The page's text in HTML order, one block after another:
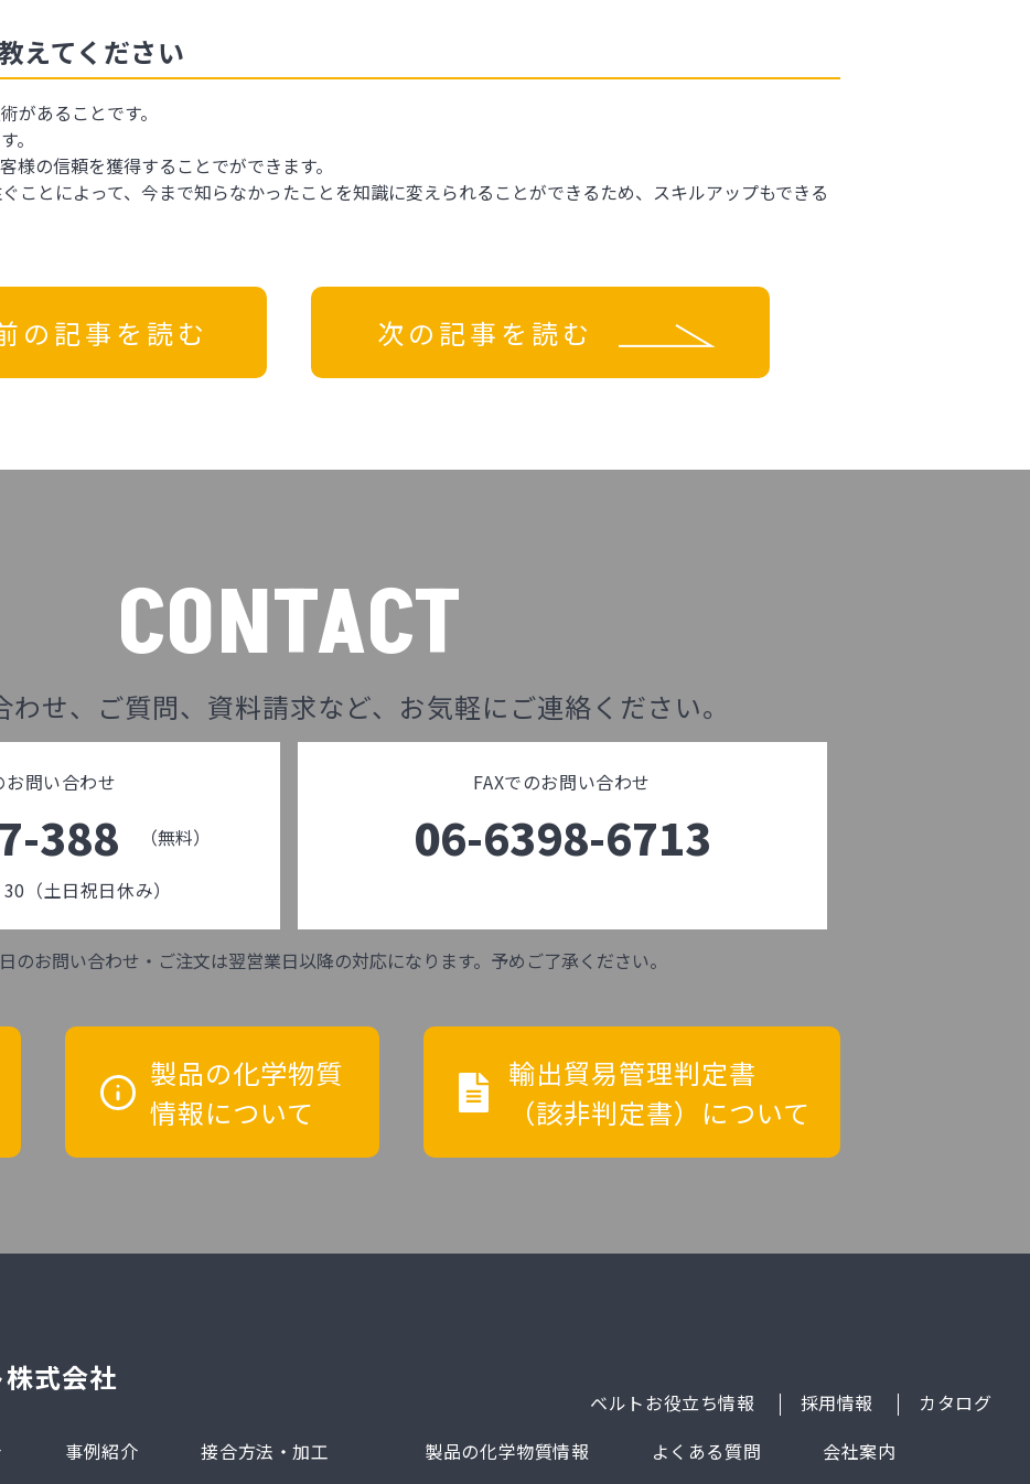
えてください
があることです。
。
様の信頼を獲得することでができます。
ことによって、今まで知らなかったことを知識に変えられることができるため、スキルアップもできる
の記事を読む 次の記事を読む
CONTACT
わせ、ご質問、資料請求など、お気軽にご連絡ください。
問い合わせ
388
（無料）
（土日祝日休み）
FAXでのお問い合わせ
06-6398-6713
のお問い合わせ・ご注文は翌営業日以降の対応になります。予めご了承ください。
製品の化学物質
情報について
輸出貿易管理判定書
（該非判定書）について
式会社
事例紹介
接合方法・加工
製品の化学物質情報 よくある質問
会社案内
ベルトお役立ち情報 採用情報 カタログ